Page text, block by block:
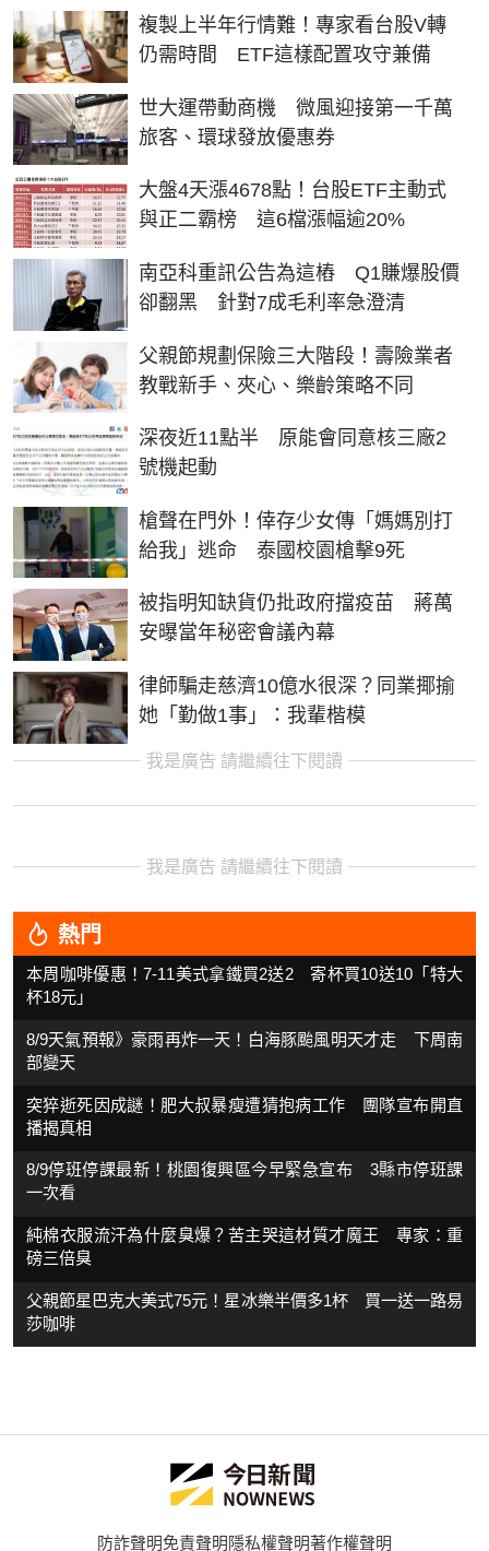
複製上半年行情難！專家看台股V轉
仍需時間 ETF這樣配置攻守兼備
世大運帶動商機 微風迎接第一千萬
旅客、環球發放優惠券
大盤4天漲4678點！台股ETF主動式
與正二霸榜 這6檔漲幅逾20%
南亞科重訊公告為這樁 Q1賺爆股價
卻翻黑 針對7成毛利率急澄清
父親節規劃保險三大階段！壽險業者
教戰新手、夾心、樂齡策略不同
深夜近11點半 原能會同意核三廠2
號機起動
槍聲在門外！倖存少女傳「媽媽別打
給我」逃命 泰國校園槍擊9死
被指明知缺貨仍批政府擋疫苗 蔣萬
安曝當年秘密會議內幕
律師騙走慈濟10億水很深？同業揶揄
她「勤做1事」：我輩楷模
我是廣告 請繼續往下閱讀
我是廣告 請繼續往下閱讀
熱門
本周咖啡優惠！7-11美式拿鐵買2送2 寄杯買10送10「特大
杯18元」
8/9天氣預報》豪雨再炸一天！白海豚颱風明天才走 下周南
部變天
突猝逝死因成謎！肥大叔暴瘦遭猜抱病工作 團隊宣布開直
播揭真相
8/9停班停課最新！桃園復興區今早緊急宣布 3縣市停班課
一次看
純棉衣服流汗為什麼臭爆？苦主哭這材質才魔王 專家：重
磅三倍臭
父親節星巴克大美式75元！星冰樂半價多1杯 買一送一路易
莎咖啡
防詐聲明免責聲明隱私權聲明著作權聲明